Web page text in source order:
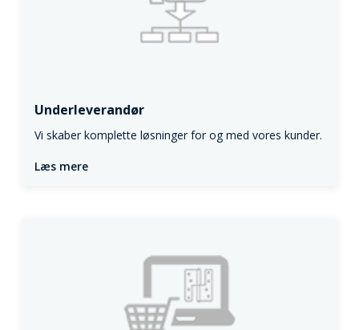
Underleverandør
Vi skaber komplette løsninger for og med vores kunder.
Læs mere